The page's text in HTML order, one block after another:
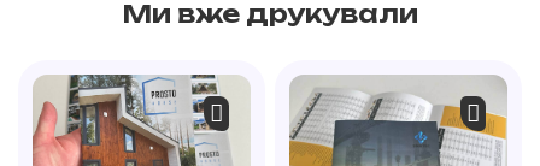
Ми вже друкували